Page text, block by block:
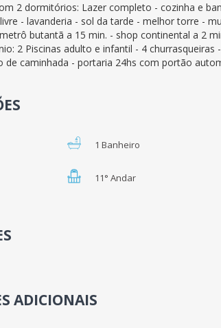
2 dormitórios: Lazer completo - cozinha e
- lavanderia - sol da tarde - melhor torre -
butantã a 15 min. - shop continental a 2
2 Piscinas adulto e infantil - 4 churrasqueiras
de caminhada - portaria 24hs com portão
1 Banheiro
11° Andar
ADICIONAIS